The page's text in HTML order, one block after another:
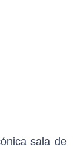
sala de